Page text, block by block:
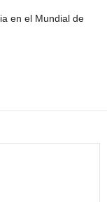
en el Mundial de